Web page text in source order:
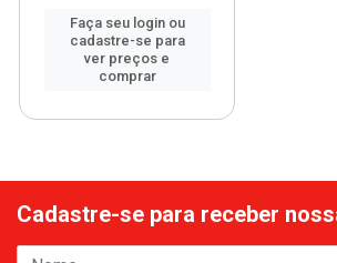
Faça seu login ou
cadastre-se para
ver preços e
comprar
Cadastre-se para receber